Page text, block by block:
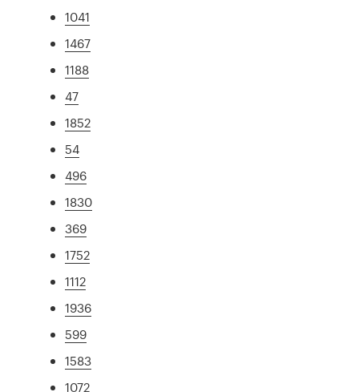
1041
1467
1188
47
1852
54
496
1830
369
1752
1112
1936
599
1583
1072